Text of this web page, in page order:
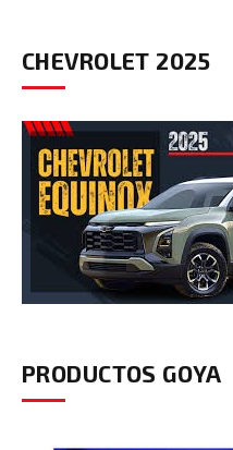
CHEVROLET 2025
PRODUCTOS GOYA